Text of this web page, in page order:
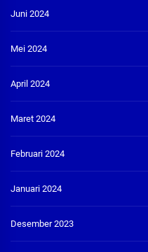
Juni 2024
Mei 2024
April 2024
Maret 2024
Februari 2024
Januari 2024
Desember 2023